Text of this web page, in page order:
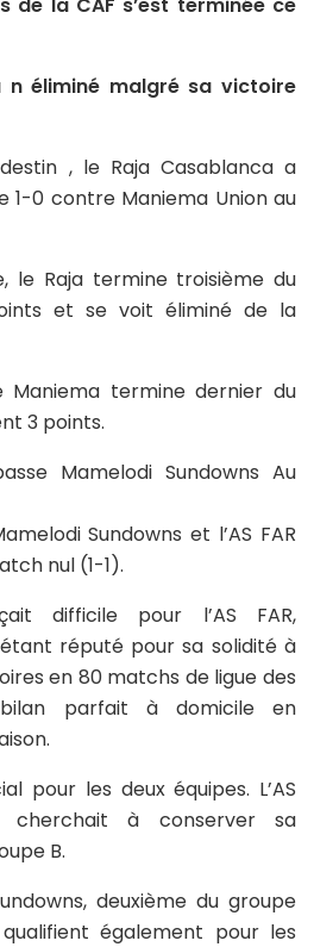
n éliminé malgré sa victoire
, le Raja Casablanca a
1-0 contre Maniema Union au
le Raja termine troisième du
et se voit éliminé de la
Maniema termine dernier du
3 points.
Mamelodi Sundowns Au
Sundowns et l’AS FAR
nul (1-1).
difficile pour l’AS FAR,
réputé pour sa solidité à
en 80 matchs de ligue des
parfait à domicile en
pour les deux équipes. L’AS
cherchait à conserver sa
B.
deuxième du groupe
également pour les